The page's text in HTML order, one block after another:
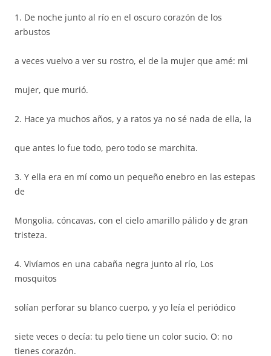
1. De noche junto al río en el oscuro corazón de los
arbustos
a veces vuelvo a ver su rostro, el de la mujer que amé: mi
mujer, que murió.
2. Hace ya muchos años, y a ratos ya no sé nada de ella, la
que antes lo fue todo, pero todo se marchita.
3. Y ella era en mí como un pequeño enebro en las estepas
de
Mongolia, cóncavas, con el cielo amarillo pálido y de gran
tristeza.
4. Vivíamos en una cabaña negra junto al río, Los
mosquitos
solían perforar su blanco cuerpo, y yo leía el periódico
siete veces o decía: tu pelo tiene un color sucio. O: no
tienes corazón.